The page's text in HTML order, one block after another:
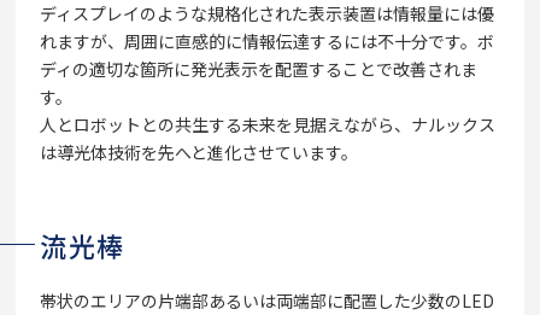
ディスプレイのような規格化された表示装置は情報量には優
れますが、周囲に直感的に情報伝達するには不十分です。ボ
ディの適切な箇所に発光表示を配置することで改善されま
す。
人とロボットとの共生する未来を見据えながら、ナルックス
は導光体技術を先へと進化させています。
流光棒
帯状のエリアの片端部あるいは両端部に配置した少数のLED